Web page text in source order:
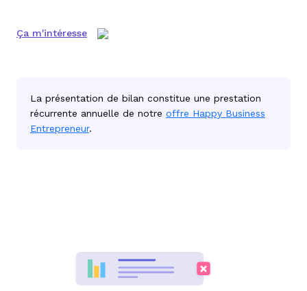
Ça m'intéresse
La présentation de bilan constitue une prestation
récurrente annuelle de notre offre Happy Business
Entrepreneur.